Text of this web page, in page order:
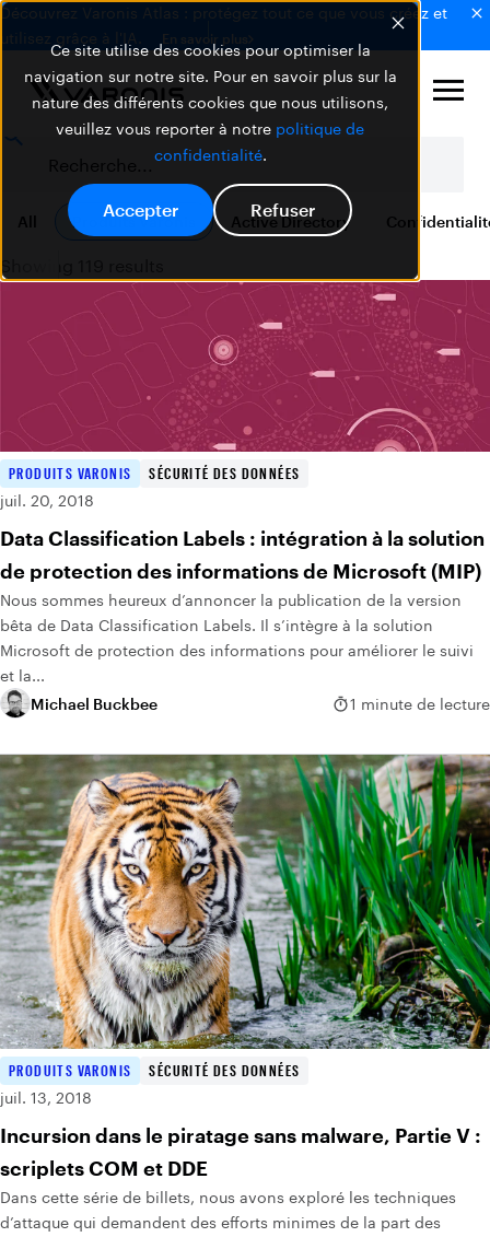
Ce site utilise des cookies pour optimiser la
navigation sur notre site. Pour en savoir plus sur la
nature des différents cookies que nous utilisons,
veuillez vous reporter à notre politique de
confidentialité.
Accepter Refuser
Découvrez Varonis Atlas : protégez tout ce que vous créez et
utilisez grâce à l'IA.
En savoir plus
All Produits Varonis Active Directory
PRODUITS VARONIS
SÉCURITÉ DES DONNÉES
juil. 20, 2018
Data Classification Labels : intégration à la solution
de protection des informations de Microsoft (MIP)
Nous sommes heureux d’annoncer la publication de la version
bêta de Data Classification Labels. Il s’intègre à la solution
Microsoft de protection des informations pour améliorer le suivi
et la...
Michael Buckbee
1 minute de lecture
PRODUITS VARONIS
SÉCURITÉ DES DONNÉES
juil. 13, 2018
Incursion dans le piratage sans malware, Partie V :
scriplets COM et DDE
Dans cette série de billets, nous avons exploré les techniques
d’attaque qui demandent des efforts minimes de la part des